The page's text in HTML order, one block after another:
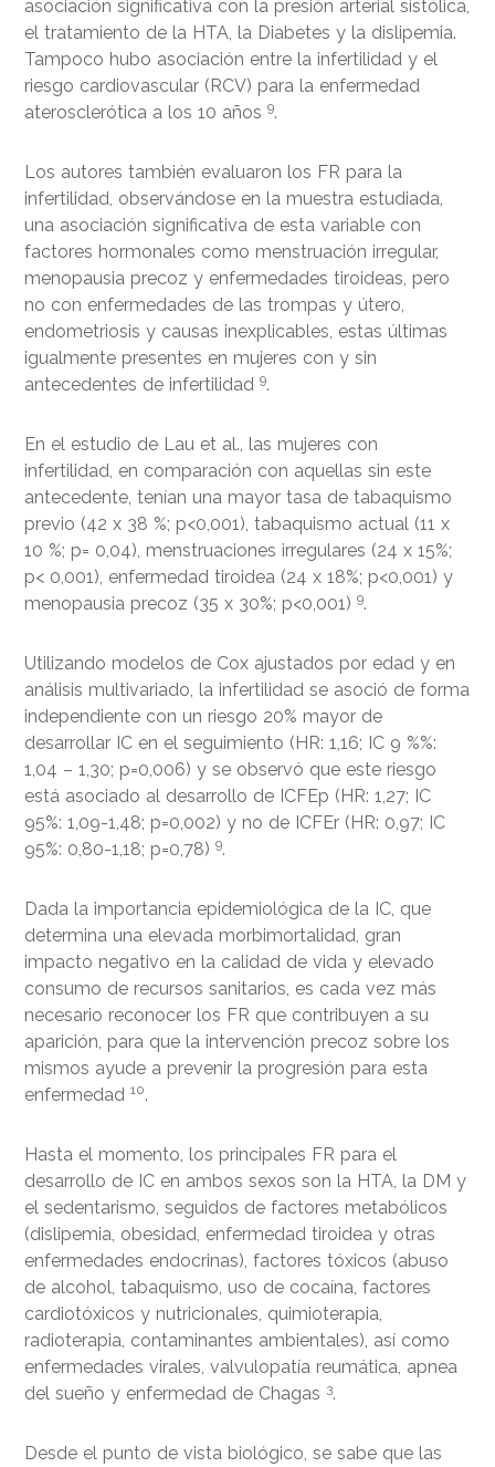
asociación significativa con la presión arterial sistólica,
el tratamiento de la HTA, la Diabetes y la dislipemia.
Tampoco hubo asociación entre la infertilidad y el
riesgo cardiovascular (RCV) para la enfermedad
aterosclerótica a los 10 años 9.
Los autores también evaluaron los FR para la
infertilidad, observándose en la muestra estudiada,
una asociación significativa de esta variable con
factores hormonales como menstruación irregular,
menopausia precoz y enfermedades tiroideas, pero
no con enfermedades de las trompas y útero,
endometriosis y causas inexplicables, estas últimas
igualmente presentes en mujeres con y sin
antecedentes de infertilidad 9.
En el estudio de Lau et al., las mujeres con
infertilidad, en comparación con aquellas sin este
antecedente, tenían una mayor tasa de tabaquismo
previo (42 x 38 %; p<0,001), tabaquismo actual (11 x
10 %; p= 0,04), menstruaciones irregulares (24 x 15%;
p< 0,001), enfermedad tiroidea (24 x 18%; p<0,001) y
menopausia precoz (35 x 30%; p<0,001) 9.
Utilizando modelos de Cox ajustados por edad y en
análisis multivariado, la infertilidad se asoció de forma
independiente con un riesgo 20% mayor de
desarrollar IC en el seguimiento (HR: 1,16; IC 9 %%:
1,04 – 1,30; p=0,006) y se observó que este riesgo
está asociado al desarrollo de ICFEp (HR: 1,27; IC
95%: 1,09-1,48; p=0,002) y no de ICFEr (HR: 0,97; IC
95%: 0,80-1,18; p=0,78) 9.
Dada la importancia epidemiológica de la IC, que
determina una elevada morbimortalidad, gran
impacto negativo en la calidad de vida y elevado
consumo de recursos sanitarios, es cada vez más
necesario reconocer los FR que contribuyen a su
aparición, para que la intervención precoz sobre los
mismos ayude a prevenir la progresión para esta
enfermedad 10.
Hasta el momento, los principales FR para el
desarrollo de IC en ambos sexos son la HTA, la DM y
el sedentarismo, seguidos de factores metabólicos
(dislipemia, obesidad, enfermedad tiroidea y otras
enfermedades endocrinas), factores tóxicos (abuso
de alcohol, tabaquismo, uso de cocaína, factores
cardiotóxicos y nutricionales, quimioterapia,
radioterapia, contaminantes ambientales), así como
enfermedades virales, valvulopatía reumática, apnea
del sueño y enfermedad de Chagas 3.
Desde el punto de vista biológico, se sabe que las